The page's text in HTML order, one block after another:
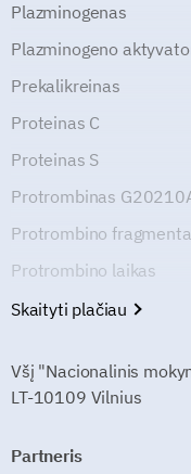
Plazminogenas
Plazminogeno
Prekalikreinas
Proteinas C
Proteinas S
Protrombinas
Protrombino
Protrombino laikas
Skaityti plačiau
Všį "Nacionalinis
LT-10109 Vilnius
Partneris